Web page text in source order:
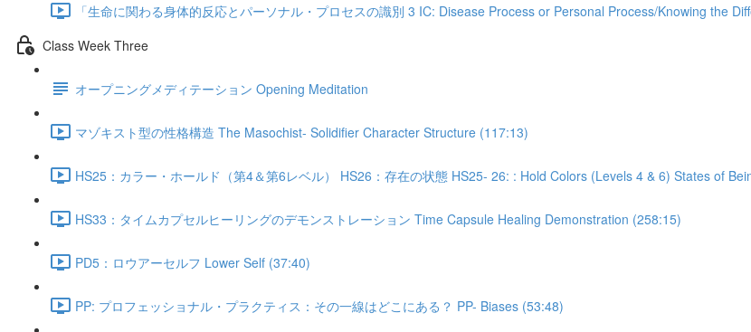
「生命に関わる身体的反応とパーソナル・プロセスの識別 3 IC: Disease Process or Personal Process/Knowing the
Class Week Three
オープニングメディテーション Opening Meditation
マゾキスト型の性格構造 The Masochist- Solidifier Character Structure (117:13)
HS25：カラー・ホールド（第4＆第6レベル） HS26：存在の状態 HS25- 26: : Hold Colors (Levels 4 & 6) States of
HS33：タイムカプセルヒーリングのデモンストレーション Time Capsule Healing Demonstration (258:15)
PD5：ロウアーセルフ Lower Self (37:40)
PP: プロフェッショナル・プラクティス：その一線はどこにある？ PP- Biases (53:48)